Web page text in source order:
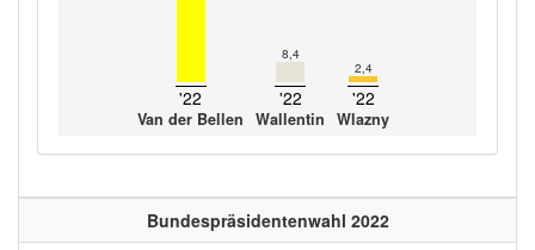
'22
Van der Bellen
8,4
'22
Wallentin
2,4
'22
Wlazny
Bundespräsidentenwahl 2022